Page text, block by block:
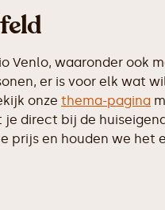
waaronder ook
er is voor elk wat
onze thema-pagina
direct bij de
prijs en houden we